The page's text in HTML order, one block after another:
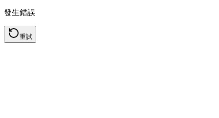
發生錯誤
重試